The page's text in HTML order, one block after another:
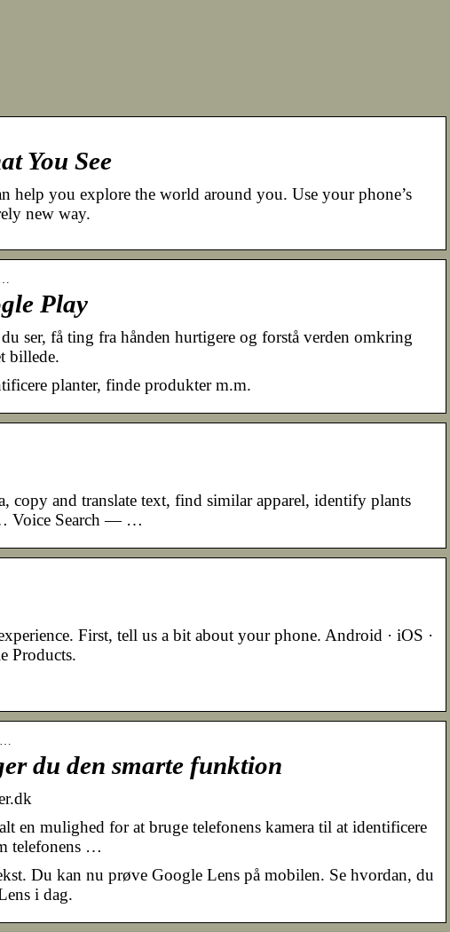
You See
help you explore the world around you. Use your phone’s
new way.
Play
ser, få ting fra hånden hurtigere og forstå verden omkring
billede.
planter, finde produkter m.m.
copy and translate text, find similar apparel, identify plants
… Voice Search — …
First, tell us a bit about your phone. Android · iOS ·
Products.
du den smarte funktion
mulighed for at bruge telefonens kamera til at identificere
telefonens …
Du kan nu prøve Google Lens på mobilen. Se hvordan, du
i dag.